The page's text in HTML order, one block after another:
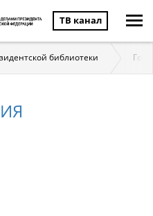
ТВ канал
библиотеки